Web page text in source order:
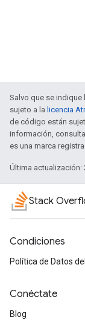
Salvo que se
sujeto a la licencia
de código están
información,
es una marca
Última actualización:
Stack
Condiciones
Política de Datos
Conéctate
Blog